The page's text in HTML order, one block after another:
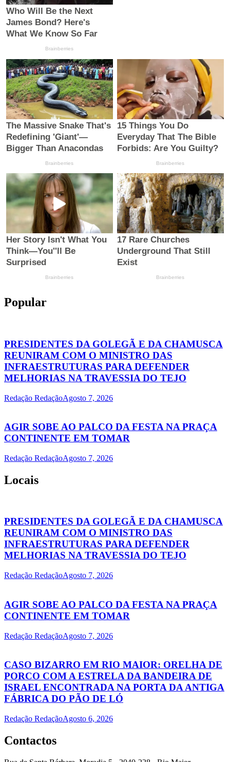
Popular
PRESIDENTES DA GOLEGÃ E DA CHAMUSCA
REUNIRAM COM O MINISTRO DAS
INFRAESTRUTURAS PARA DEFENDER
MELHORIAS NA TRAVESSIA DO TEJO
Redação RedaçãoAgosto 7, 2026
AGIR SOBE AO PALCO DA FESTA NA PRAÇA
CONTINENTE EM TOMAR
Redação RedaçãoAgosto 7, 2026
Locais
PRESIDENTES DA GOLEGÃ E DA CHAMUSCA
REUNIRAM COM O MINISTRO DAS
INFRAESTRUTURAS PARA DEFENDER
MELHORIAS NA TRAVESSIA DO TEJO
Redação RedaçãoAgosto 7, 2026
AGIR SOBE AO PALCO DA FESTA NA PRAÇA
CONTINENTE EM TOMAR
Redação RedaçãoAgosto 7, 2026
CASO BIZARRO EM RIO MAIOR: ORELHA DE
PORCO COM A ESTRELA DA BANDEIRA DE
ISRAEL ENCONTRADA NA PORTA DA ANTIGA
FÁBRICA DO PÃO DE LÓ
Redação RedaçãoAgosto 6, 2026
Contactos